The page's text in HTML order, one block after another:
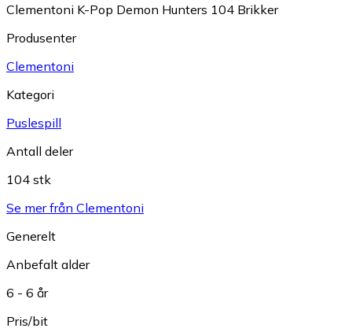
Clementoni K-Pop Demon Hunters 104 Brikker
Produsenter
Clementoni
Kategori
Puslespill
Antall deler
104 stk
Se mer från Clementoni
Generelt
Anbefalt alder
6 - 6 år
Pris/bit